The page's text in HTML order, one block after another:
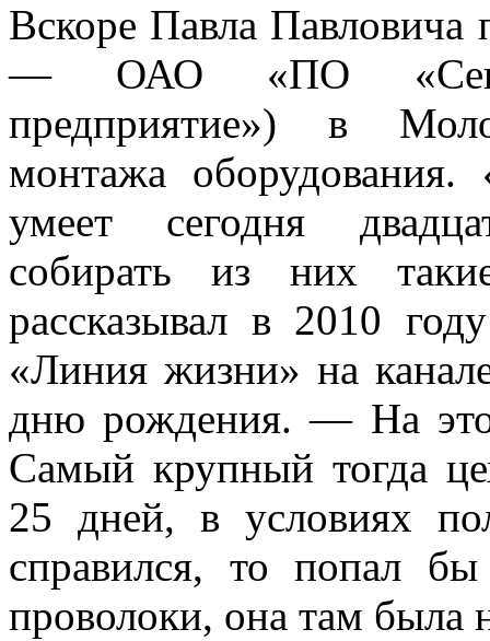
Вскоре Павла
— ОАО «ПО
предприятие») в
монтажа
умеет сегодня
собирать из них
рассказывал в 2010
«Линия жизни» на
дню рождения. — На
Самый крупный тогда
25 дней, в условиях
справился, то попал
проволоки, она там была